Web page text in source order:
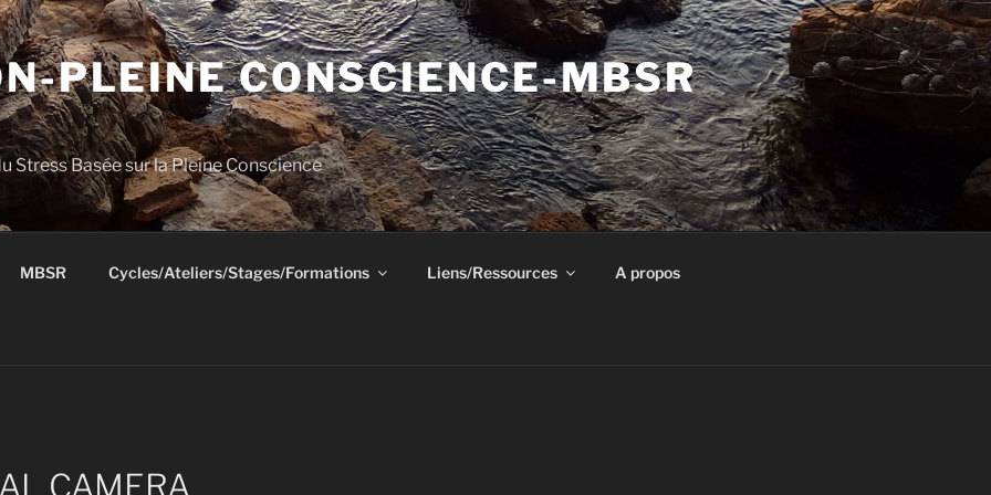
PLEINE CONSCIENCE-MBSR
Stress Basée sur la Pleine Conscience
MBSR Cycles/Ateliers/Stages/Formations Liens/Ressources A propos
CAMERA